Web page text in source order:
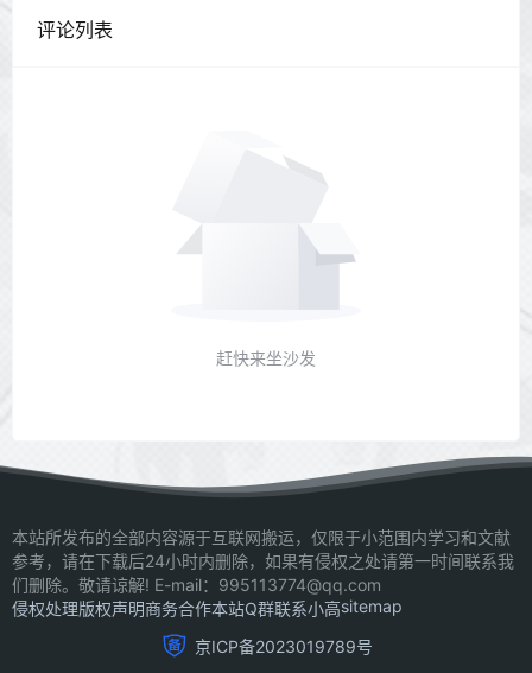
评论列表
赶快来坐沙发
本站所发布的全部内容源于互联网搬运，仅限于小范围内学习和文献
参考，请在下载后24小时内删除，如果有侵权之处请第一时间联系我
们删除。敬请谅解! E-mail：995113774@qq.com
侵权处理版权声明商务合作本站Q群联系小高sitemap
京ICP备2023019789号